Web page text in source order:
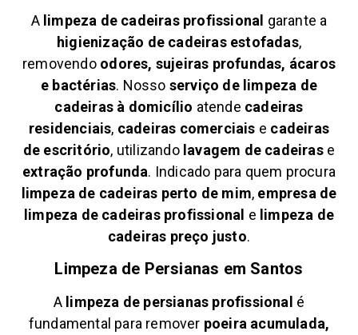
A limpeza de cadeiras profissional garante a
higienização de cadeiras estofadas,
removendoodores, sujeiras profundas, ácaros
e bactérias. Nosso serviço de limpeza de
cadeiras à domicílio atende cadeiras
residenciais, cadeiras comerciais e cadeiras
de escritório, utilizando lavagem de cadeirase
extração profunda. Indicado para quem procura
limpeza de cadeiras perto de mim, empresa de
limpeza de cadeiras profissional e limpeza de
cadeiras preço justo.
Limpeza de Persianas em Santos
A limpeza de persianas profissional é
fundamental para remover poeira acumulada,